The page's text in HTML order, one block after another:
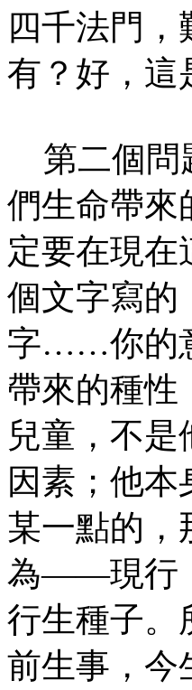
四千法門
有？好，這
第二個問
們生命帶來
定要在現
個文字寫的
字……你的
帶來的種性
兒童，不
因素；他
某一點的，
為——現行
行生種子。
前生事，今